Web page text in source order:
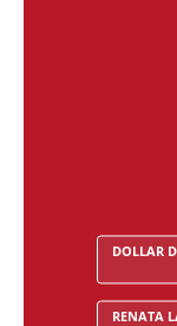
DOLLAR
RENATA